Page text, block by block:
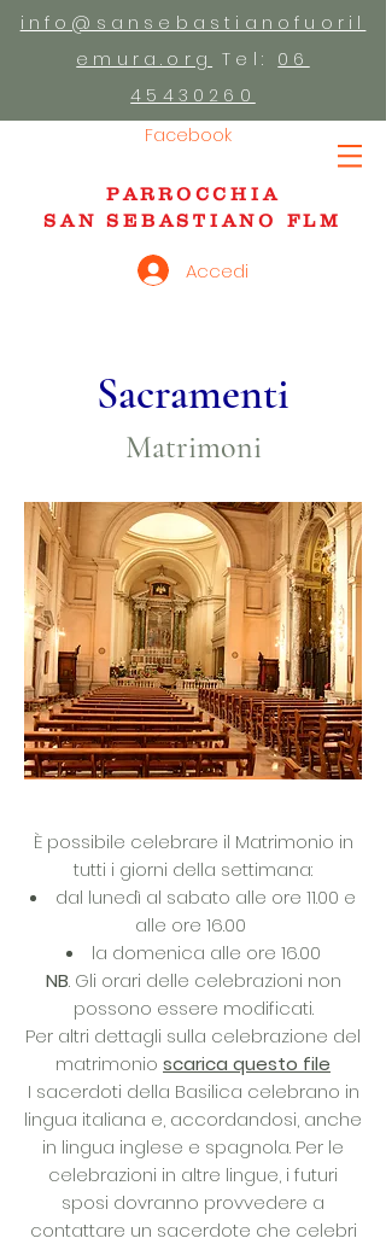
info@sansebastianofuoril
emura.org
Tel: 06
45430260
PARROCCHIA
SAN SEBASTIANO FLM
Facebook
Accedi
Sacramenti
Matrimoni
È possibile celebrare il Matrimonio in
tutti i giorni della settimana:
dal lunedì al sabato alle ore 11.00 e
alle ore 16.00
la domenica alle ore 16.00
NB. Gli orari delle celebrazioni non
possono essere modificati.
Per altri dettagli sulla celebrazione del
matrimonio scarica questo file
I sacerdoti della Basilica celebrano in
lingua italiana e, accordandosi, anche
in lingua inglese e spagnola. Per le
celebrazioni in altre lingue, i futuri
sposi dovranno provvedere a
contattare un sacerdote che celebri